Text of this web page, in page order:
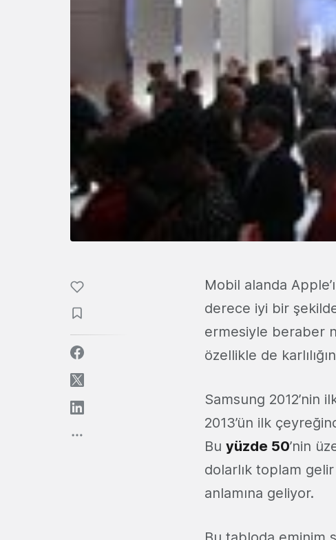
Mobil alanda
derece iyi bir
ermesiyle beraber
özellikle de
Samsung 2012’nin
2013’ün ilk
Bu yüzde 50’nin
dolarlık toplam
anlamına geliyor.